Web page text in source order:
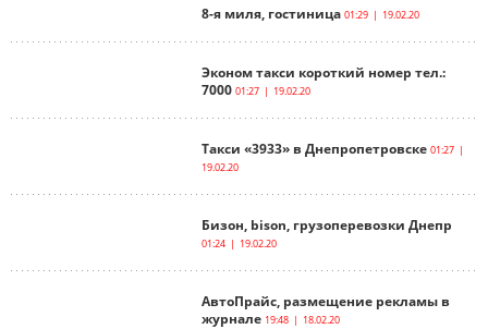
8-я миля, гостиница 01:29 | 19.02.20
Эконом такси короткий номер тел.:
7000 01:27 | 19.02.20
Такси «3933» в Днепропетровске 01:27 |
19.02.20
Бизон, bison, грузоперевозки Днепр
01:24 | 19.02.20
АвтоПрайс, размещение рекламы в
журнале 19:48 | 18.02.20